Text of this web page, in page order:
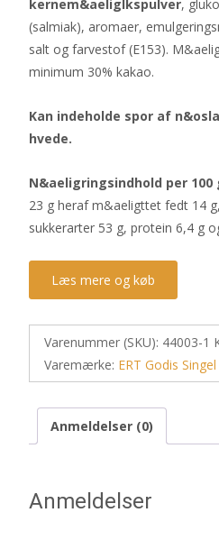
kernem&aeliglkspulver,
(salmiak), aromaer,
salt og farvestof (E153).
minimum 30% kakao.
Kan indeholde spor af
hvede.
N&aeligringsindhold per 100
23 g heraf m&aeligttet fedt 14
sukkerarter 53 g, protein 6,4 g
Læs mere og køb
Varenummer (SKU): 44003-1
Varemærke: ERT Godis Singel
Anmeldelser (0)
Anmeldelser